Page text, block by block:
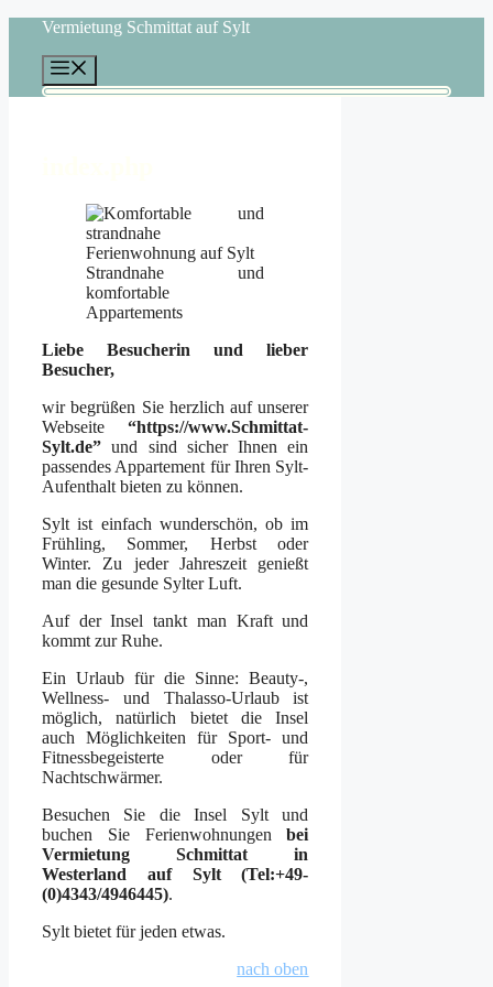
springen
Vermietung Schmittat auf Sylt
Strandnahe und
komfortable
Appartements
Liebe Besucherin und lieber
Besucher,
wir begrüßen Sie herzlich auf unserer
Webseite“https://www.Schmittat-
Sylt.de” und sind sicher Ihnen ein
passendes Appartement für Ihren Sylt-
Aufenthalt bieten zu können.
Sylt ist einfach wunderschön, ob im
Frühling, Sommer, Herbst oder
Winter. Zu jeder Jahreszeit genießt
man die gesunde Sylter Luft.
Auf der Insel tankt man Kraft und
kommt zur Ruhe.
Ein Urlaub für die Sinne: Beauty-,
Wellness- und Thalasso-Urlaub ist
möglich, natürlich bietet die Insel
auch Möglichkeiten für Sport- und
Fitnessbegeisterte oder für
Nachtschwärmer.
Besuchen Sie die Insel Sylt und
buchen Sie Ferienwohnungenbei
Vermietung Schmittat in
Westerland auf Sylt (Tel:+49-
(0)4343/4946445).
Sylt bietet für jeden etwas.
nach oben